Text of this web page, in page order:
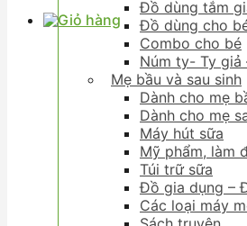
Đồ dùng tắm
Đồ dùng cho
Combo cho bé
Núm ty- Ty giả
Mẹ bầu và sau sinh
Dành cho mẹ
Dành cho mẹ
Máy hút sữa
Mỹ phẩm, làm
Túi trữ sữa
Đồ gia dụng –
Các loại máy